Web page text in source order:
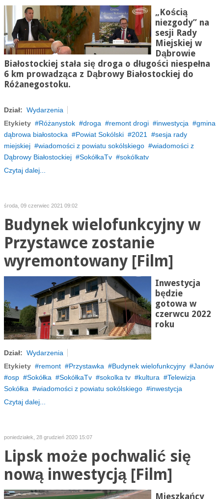
„Kością
niezgody” na
sesji Rady
Miejskiej w
Dąbrowie
Białostockiej stała się droga o długości niespełna
6 km prowadząca z Dąbrowy Białostockiej do
Różanegostoku.
Dział: Wydarzenia
Etykiety
Różanystok droga remont drogi inwestycja
gmina
dąbrowa białostocka
Powiat Sokólski 2021
sesja rady
miejskiej
wiadomości z powiatu sokólskiego
wiadomości z
Dąbrowy Białostockiej
SokółkaTv
sokólkatv
Czytaj dalej...
środa, 09 czerwiec 2021 09:02
Budynek wielofunkcyjny w
Przystawce zostanie
wyremontowany [Film]
Inwestycja
będzie
gotowa w
czerwcu 2022
roku
Dział: Wydarzenia
Etykiety
remont Przystawka Budynek wielofunkcyjny
Janów
osp
Sokółka SokółkaTv sokolka tv kultura
Telewizja
Sokółka
wiadomości z powiatu sokólskiego
inwestycja
Czytaj dalej...
poniedziałek, 28 grudzień 2020 15:07
Lipsk może pochwalić się
nową inwestycją [Film]
Mieszkańcy